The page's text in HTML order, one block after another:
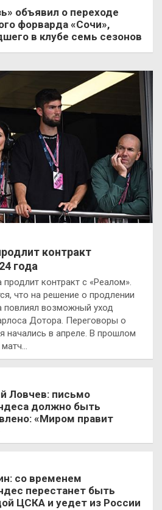
объявил о переходе
форварда «Сочи»,
в клубе семь сезонов
контракт
года
контракт с «Реалом».
что на решение о продлении
повлиял возможный уход
Дотора. Переговоры о
начались в апреле. В прошлом
Ловчев: письмо
должно быть
«Миром правит
со временем
перестанет быть
ЦСКА и уедет из России